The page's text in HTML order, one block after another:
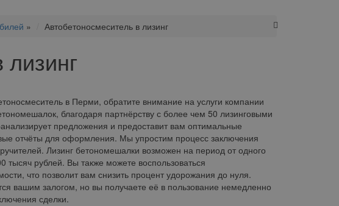
» Автобетоносмеситель в лизинг
в Перми, обратите внимание на услуги компании
благодаря партнёрству с более чем 50 лизинговыми
предложения и предоставит вам оптимальные
отчёты для оформления. Мы упростим процесс заключения
Лизинг бетономешалки возможен на период от одного
рублей. Вы также можете воспользоваться
что позволит вам снизить процент удорожания до нуля.
вашим залогом, но вы получаете её в пользование немедленно
сделки.